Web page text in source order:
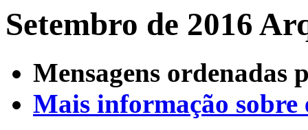
Setembro de 2016
Mensagens ordenadas
Mais informação sobre